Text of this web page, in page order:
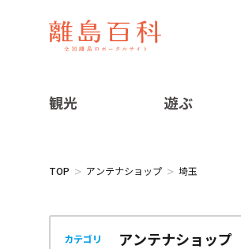
観光 遊ぶ
TOP アンテナショップ 埼玉
カテゴリ